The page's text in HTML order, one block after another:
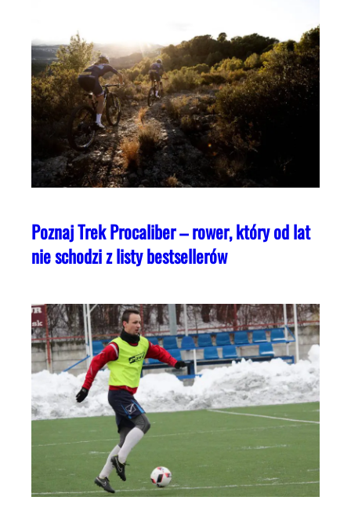
Poznaj Trek Procaliber – rower, który od lat
nie schodzi z listy bestsellerów